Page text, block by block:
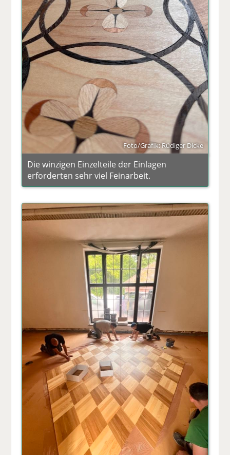
Foto/Grafik: Rüdiger Dicke
Die winzigen Einzelteile der Einlagen
erforderten sehr viel Feinarbeit.